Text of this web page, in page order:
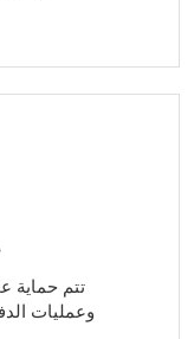
وعمليات